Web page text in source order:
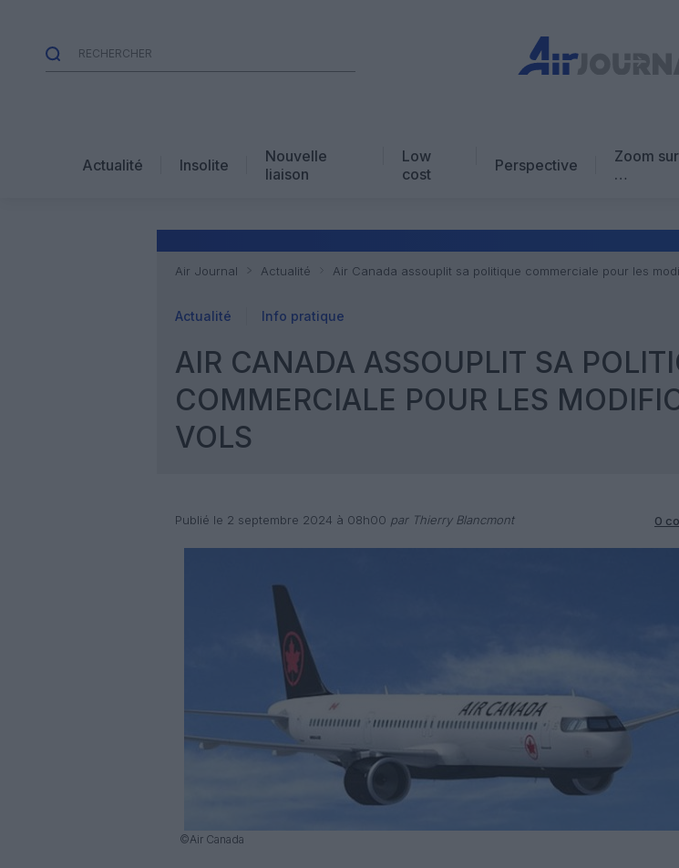
Actualité Insolite
Nouvelle
liaison
Low
cost
Perspective
Zoom sur
…
Avis
Air Journal Actualité Air Canada assouplit sa politique commerciale pour les
Actualité Info pratique
AIR CANADA ASSOUPLIT SA
COMMERCIALE POUR LES
VOLS
Publié le 2 septembre 2024 à 08h00 par Thierry Blancmont 0
©Air Canada